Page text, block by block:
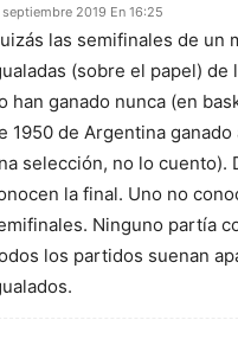
septiembre 2019 En 16:25
las semifinales de un
(sobre el papel) de
han ganado nunca (en
1950 de Argentina
selección, no lo cuento).
la final. Uno no
Ninguno partía
los partidos suenan